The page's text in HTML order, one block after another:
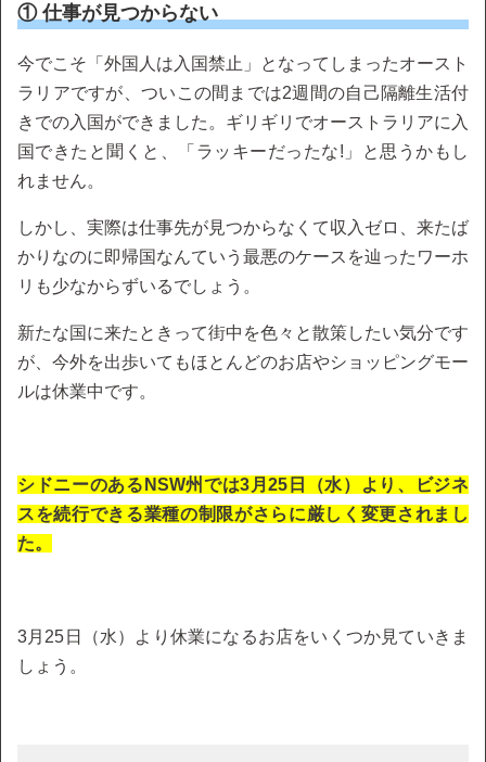
① 仕事が見つからない
今でこそ「外国人は入国禁止」となってしまったオースト
ラリアですが、ついこの間までは2週間の自己隔離生活付
きでの入国ができました。ギリギリでオーストラリアに入
国できたと聞くと、「ラッキーだったな!」と思うかもし
れません。
しかし、実際は仕事先が見つからなくて収入ゼロ、来たば
かりなのに即帰国なんていう最悪のケースを辿ったワーホ
リも少なからずいるでしょう。
新たな国に来たときって街中を色々と散策したい気分です
が、今外を出歩いてもほとんどのお店やショッピングモー
ルは休業中です。
シドニーのあるNSW州では3月25日（水）より、ビジネ
スを続行できる業種の制限がさらに厳しく変更されまし
た。
3月25日（水）より休業になるお店をいくつか見ていきま
しょう。